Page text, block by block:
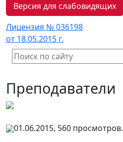
Версия для слабовидящих
Лицензия № 036198
от 18.05.2015 г.
Преподаватели
01.06.2015, 560 просмотров.